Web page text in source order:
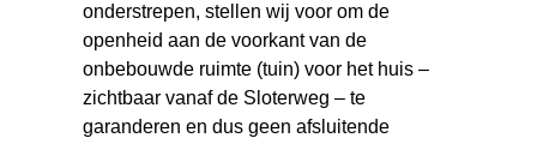
onderstrepen, stellen wij voor om de
openheid aan de voorkant van de
onbebouwde ruimte (tuin) voor het huis –
zichtbaar vanaf de Sloterweg – te
garanderen en dus geen afsluitende